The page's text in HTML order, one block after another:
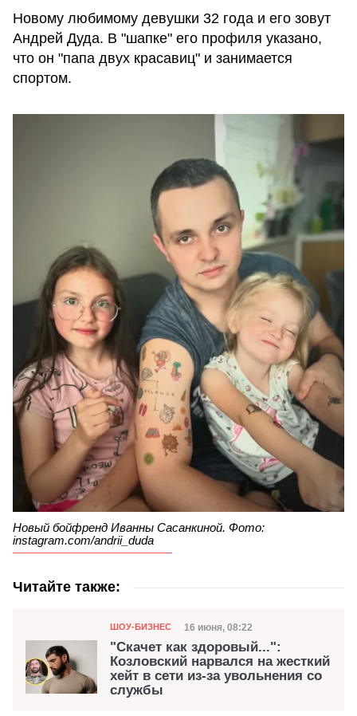
Новому любимому девушки 32 года и его зовут
Андрей Дуда. В "шапке" его профиля указано,
что он "папа двух красавиц" и занимается
спортом.
Новый бойфренд Иванны Сасанкиной. Фото:
instagram.com/andrii_duda
Читайте также:
Категория
ШОУ-БИЗНЕС Дата публикации
16 июня, 08:22
"Скачет как здоровый...":
Козловский нарвался на жесткий
хейт в сети из-за увольнения со
службы